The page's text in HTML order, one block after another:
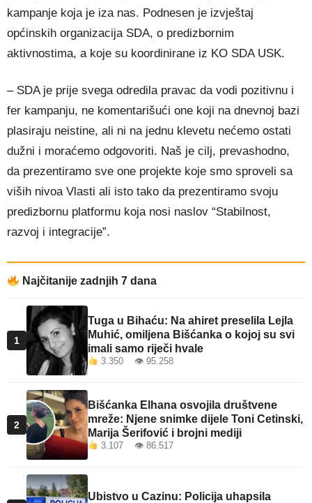
kampanje koja je iza nas. Podnesen je izvještaj
općinskih organizacija SDA, o predizbornim
aktivnostima, a koje su koordinirane iz KO SDA USK.
– SDA je prije svega odredila pravac da vodi pozitivnu i
fer kampanju, ne komentarišući one koji na dnevnoj bazi
plasiraju neistine, ali ni na jednu klevetu nećemo ostati
dužni i moraćemo odgovoriti. Naš je cilj, prevashodno,
da prezentiramo sve one projekte koje smo sproveli sa
viših nivoa Vlasti ali isto tako da prezentiramo svoju
predizbornu platformu koja nosi naslov “Stabilnost,
razvoj i integracije”.
Najčitanije zadnjih 7 dana
1
Tuga u Bihaću: Na ahiret preselila Lejla
Muhić, omiljena Bišćanka o kojoj su svi
imali samo riječi hvale
3.350 👁 95.258
2
Bišćanka Elhana osvojila društvene
mreže: Njene snimke dijele Toni Cetinski,
Marija Šerifović i brojni mediji
3.107 👁 86.517
Ubistvo u Cazinu: Policija uhapsila